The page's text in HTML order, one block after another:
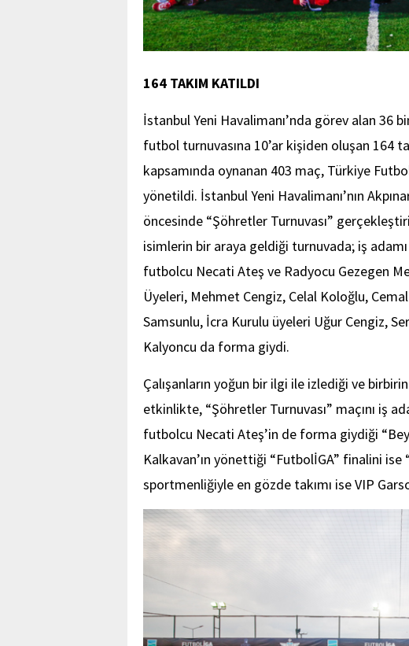
164 TAKIM KATILDI
İstanbul Yeni Havalimanı’nda görev alan 36
futbol turnuvasına 10’ar kişiden oluşan 164
kapsamında oynanan 403 maç, Türkiye
yönetildi. İstanbul Yeni Havalimanı’nın
öncesinde “Şöhretler Turnuvası”
isimlerin bir araya geldiği turnuvada; iş
futbolcu Necati Ateş ve Radyocu Gezegen
Üyeleri, Mehmet Cengiz, Celal Koloğlu,
Samsunlu, İcra Kurulu üyeleri Uğur Cengiz,
Kalyoncu da forma giydi.
Çalışanların yoğun bir ilgi ile izlediği ve
etkinlikte, “Şöhretler Turnuvası” maçını iş
futbolcu Necati Ateş’in de forma giydiği
Kalkavan’ın yönettiği “FutbolİGA” finalini ise
sportmenliğiyle en gözde takımı ise VIP